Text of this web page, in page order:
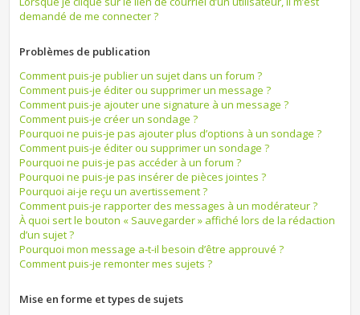
demandé de me connecter ?
Problèmes de publication
Comment puis-je publier un sujet dans un forum ?
Comment puis-je éditer ou supprimer un message ?
Comment puis-je ajouter une signature à un message ?
Comment puis-je créer un sondage ?
Pourquoi ne puis-je pas ajouter plus d’options à un sondage ?
Comment puis-je éditer ou supprimer un sondage ?
Pourquoi ne puis-je pas accéder à un forum ?
Pourquoi ne puis-je pas insérer de pièces jointes ?
Pourquoi ai-je reçu un avertissement ?
Comment puis-je rapporter des messages à un modérateur ?
À quoi sert le bouton « Sauvegarder » affiché lors de la rédaction
d’un sujet ?
Pourquoi mon message a-t-il besoin d’être approuvé ?
Comment puis-je remonter mes sujets ?
Mise en forme et types de sujets